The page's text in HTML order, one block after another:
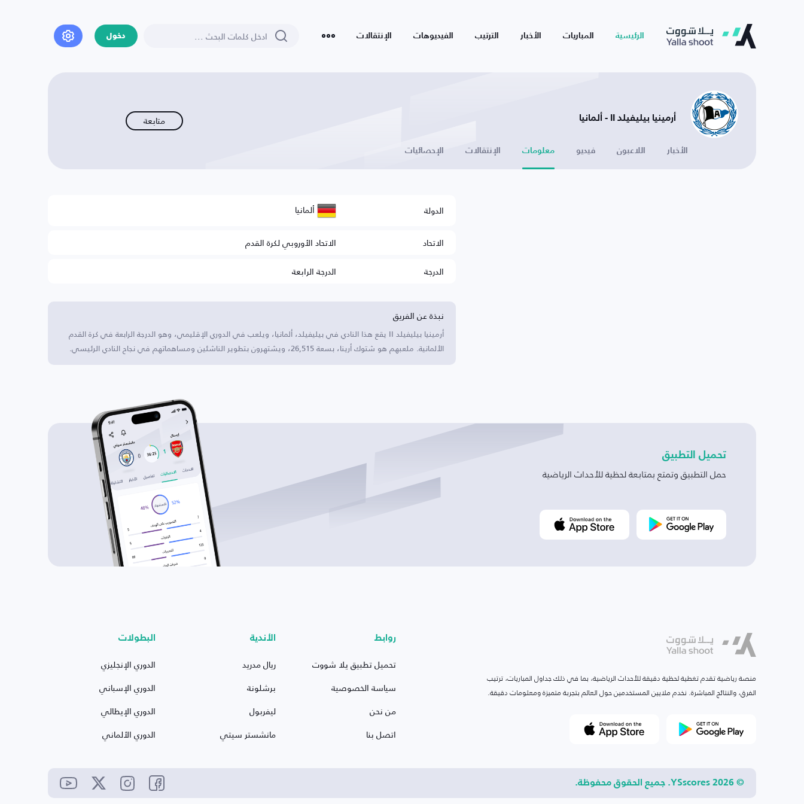
الرئيسية المباريات الأخبار الترتيب الفيديوهات الإنتقالات دخول
أرمينيا بيليفيلد II - ألمانيا متابعة
الأخبار اللاعبون فيديو معلومات الإنتقالات الإحصائيات
الدولة ألمانيا
الاتحاد
الاتحاد الأوروبي لكرة القدم
الدرجة
الدرجة الرابعة
نبذة عن الفريق
أرمينيا بيليفيلد II يقع هذا النادي في بيليفيلد، ألمانيا، ويلعب في الدوري الإقليمي، وهو الدرجة الرابعة في كرة القدم
الألمانية. ملعبهم هو شتوك أرينا، بسعة 26,515، ويشتهرون بتطوير الناشئين ومساهماتهم في نجاح النادي الرئيسي.
تحميل التطبيق
حمل التطبيق وتمتع بمتابعة لحظية للأحداث الرياضية
منصة رياضية تقدم تغطية لحظية دقيقة للأحداث الرياضية، بما في ذلك جداول المباريات، ترتيب
الفرق، والنتائج المباشرة. نخدم ملايين المستخدمين حول العالم بتجربة متميزة ومعلومات دقيقة.
روابط
تحميل تطبيق يلا شووت
سياسة الخصوصية
من نحن
اتصل بنا
الأندية
ريال مدريد
برشلونة
ليفربول
مانشستر سيتي
البطولات
الدوري الإنجليزي
الدوري الإسباني
الدوري الإيطالي
الدوري الألماني
© 2026 YSscores. جميع الحقوق محفوظة.